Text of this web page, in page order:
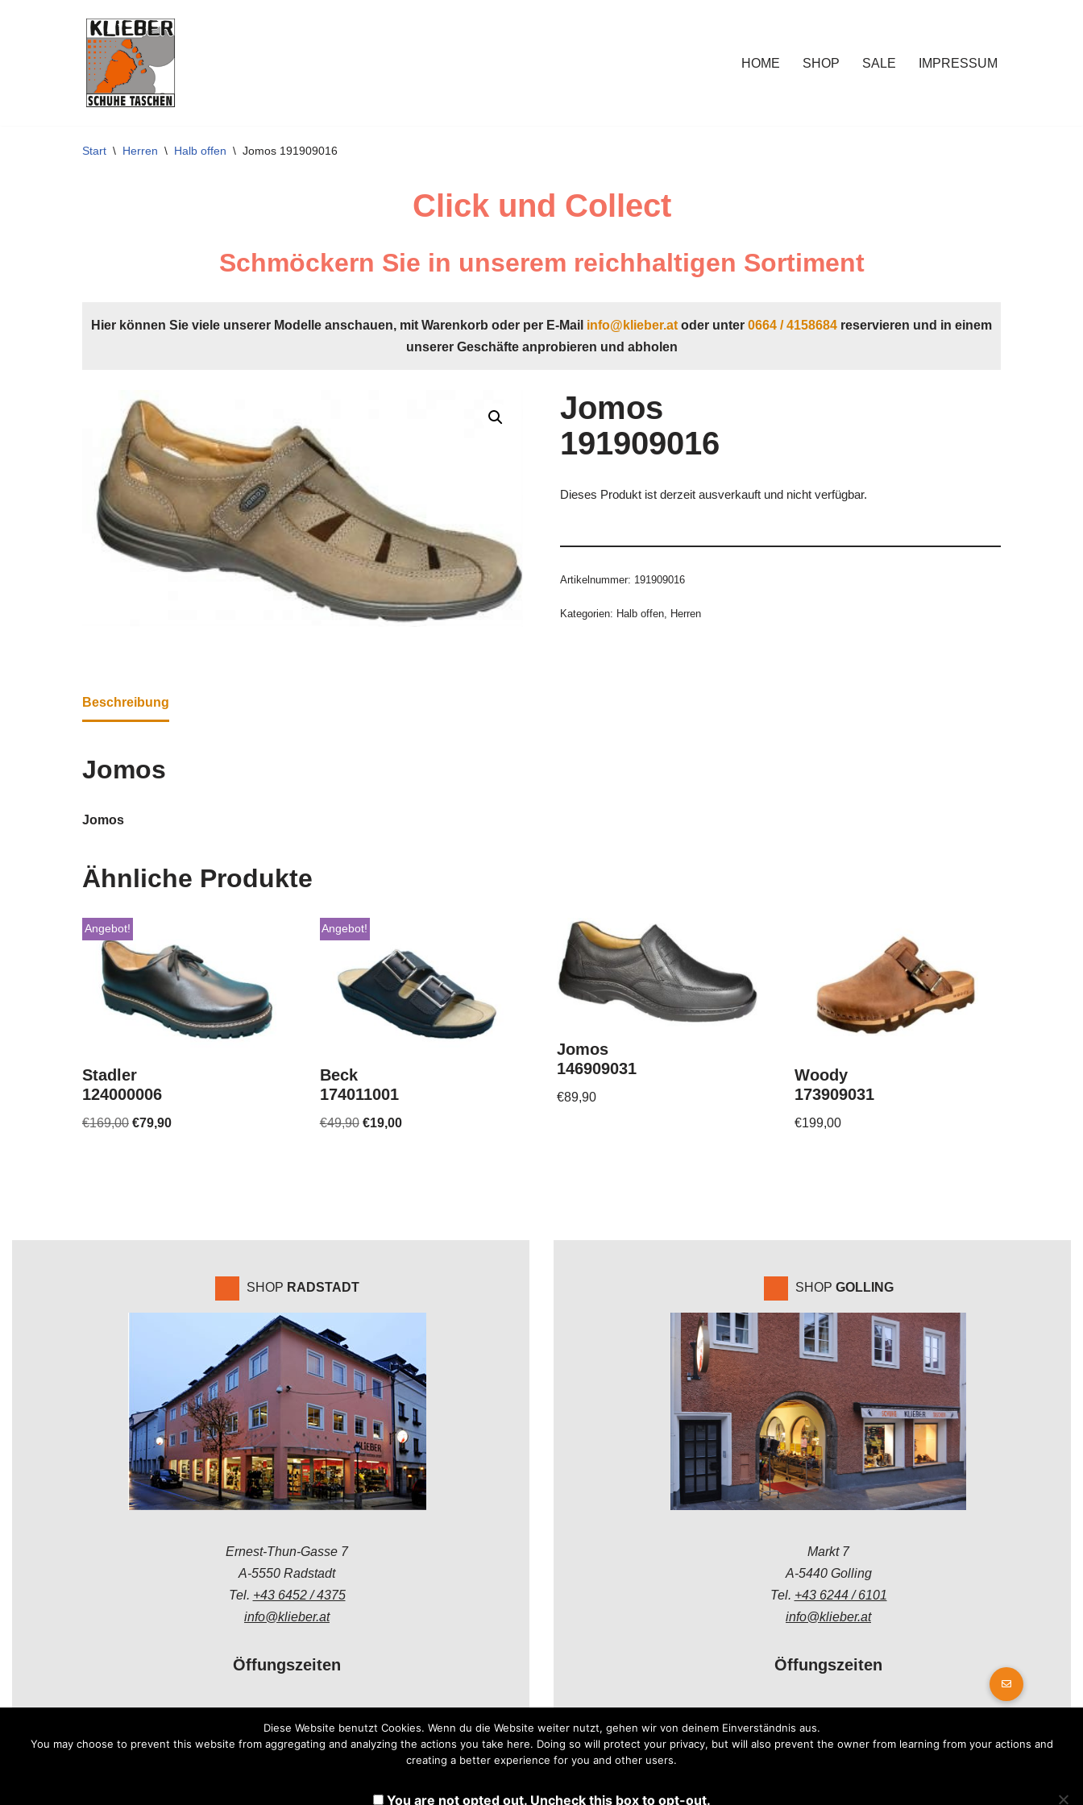
HOME SHOP SALE IMPRESSUM
Start \ Herren \ Halb offen \ Jomos 191909016
Click und Collect
Schmöckern Sie in unserem reichhaltigen Sortiment
Hier können Sie viele unserer Modelle anschauen, mit Warenkorb oder per E-Mail info@klieber.at oder unter 0664 / 4158684 reservieren und in einem
unserer Geschäfte anprobieren und abholen
Jomos
191909016
Dieses Produkt ist derzeit ausverkauft und nicht verfügbar.
Artikelnummer: 191909016
Kategorien: Halb offen, Herren
Beschreibung
Jomos
Jomos
Ähnliche Produkte
Angebot!
Stadler
124000006
€169,00 €79,90
Angebot!
Beck
174011001
€49,90 €19,00
Jomos
146909031
€89,90
Woody
173909031
€199,00
SHOP RADSTADT
Ernest-Thun-Gasse 7
A-5550 Radstadt
Tel. +43 6452 / 4375
info@klieber.at
Öffungszeiten
08.00 - 12.00 Uhr
SHOP GOLLING
Markt 7
A-5440 Golling
Tel. +43 6244 / 6101
info@klieber.at
Öffungszeiten
08.00 - 12.00 Uhr
Diese Website benutzt Cookies. Wenn du die Website weiter nutzt, gehen wir von deinem Einverständnis aus.
You may choose to prevent this website from aggregating and analyzing the actions you take here. Doing so will protect your privacy, but will also prevent the owner from learning from your actions and
creating a better experience for you and other users.
You are not opted out. Uncheck this box to opt-out.